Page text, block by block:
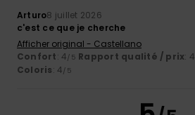
Arturo8 juillet 2026
c'est ce que je cherche
Afficher original - Castellano
Confort: 4/5 Rapport qualité / prix: 4
Coloris: 4/5